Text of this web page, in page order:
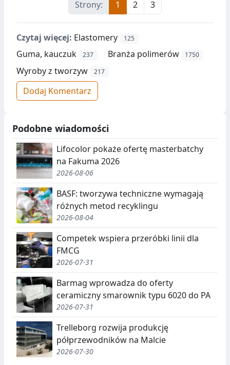
Strony: 1 2 3
Czytaj więcej: Elastomery 125
Guma, kauczuk 237 Branża polimerów 1750
Wyroby z tworzyw 217
Dodaj Komentarz
Podobne wiadomości
Lifocolor pokaże ofertę masterbatchy
na Fakuma 2026
2026-08-06
BASF: tworzywa techniczne wymagają
różnych metod recyklingu
2026-08-04
Competek wspiera przeróbki linii dla
FMCG
2026-07-31
Barmag wprowadza do oferty
ceramiczny smarownik typu 6020 do PA
2026-07-31
Trelleborg rozwija produkcję
półprzewodników na Malcie
2026-07-30